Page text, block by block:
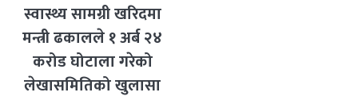
स्वास्थ्य सामग्री खरिदमा
मन्त्री ढकालले १ अर्ब २४
करोड घोटाला गरेको
लेखासमितिको खुलासा